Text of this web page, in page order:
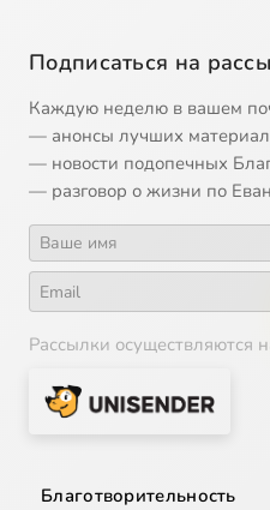
Подписаться на
Каждую неделю в вашем
— анонсы лучших
— новости подопечных
— разговор о жизни по
Рассылки осуществляются
Благотворительность